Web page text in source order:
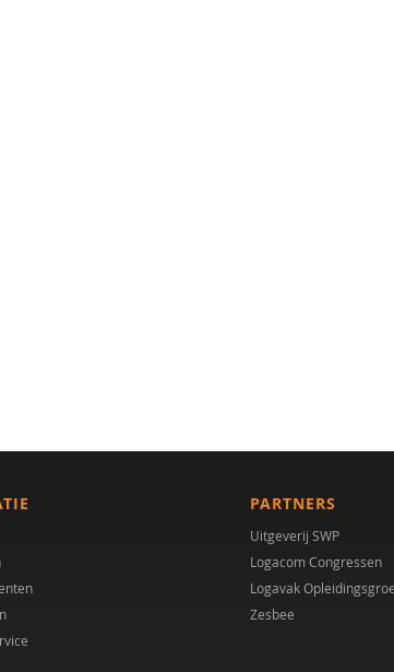
PARTNERS
Uitgeverij SWP
Logacom Congressen
Logavak
Zesbee